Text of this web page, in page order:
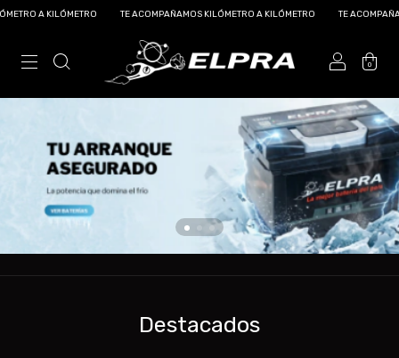
A KILÓMETRO TE ACOMPAÑAMOS KILÓMETRO A KILÓMETRO TE
0
Destacados